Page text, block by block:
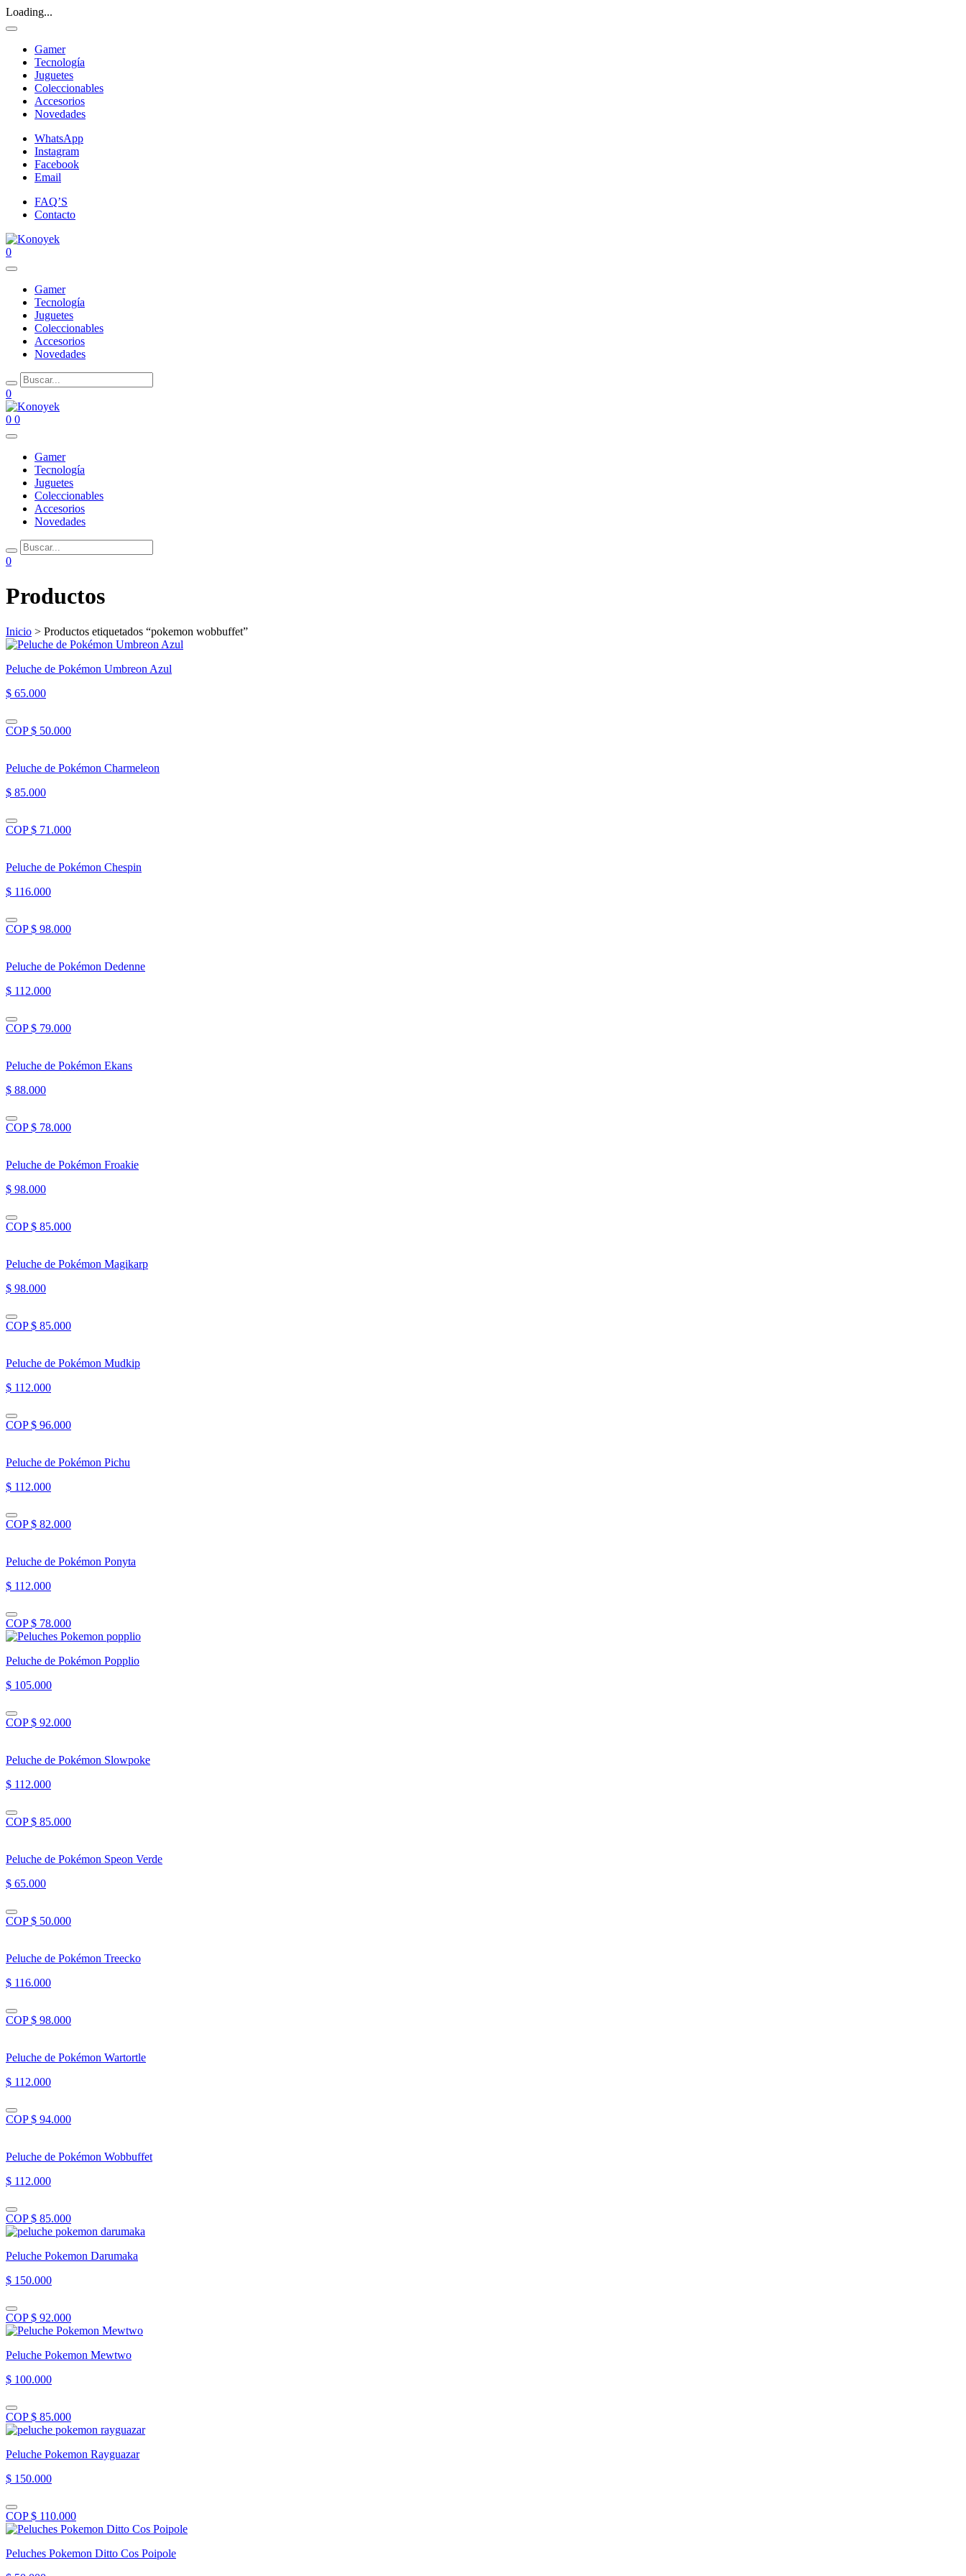
Loading...
Gamer
Tecnología
Juguetes
Coleccionables
Accesorios
Novedades
WhatsApp
Instagram
Facebook
Email
FAQ’S
Contacto
0
Gamer
Tecnología
Juguetes
Coleccionables
Accesorios
Novedades
0
0 0
Gamer
Tecnología
Juguetes
Coleccionables
Accesorios
Novedades
0
Productos
Inicio > Productos etiquetados “pokemon wobbuffet”
Peluche de Pokémon Umbreon Azul
$ 65.000
COP $ 50.000
Peluche de Pokémon Charmeleon
$ 85.000
COP $ 71.000
Peluche de Pokémon Chespin
$ 116.000
COP $ 98.000
Peluche de Pokémon Dedenne
$ 112.000
COP $ 79.000
Peluche de Pokémon Ekans
$ 88.000
COP $ 78.000
Peluche de Pokémon Froakie
$ 98.000
COP $ 85.000
Peluche de Pokémon Magikarp
$ 98.000
COP $ 85.000
Peluche de Pokémon Mudkip
$ 112.000
COP $ 96.000
Peluche de Pokémon Pichu
$ 112.000
COP $ 82.000
Peluche de Pokémon Ponyta
$ 112.000
COP $ 78.000
Peluche de Pokémon Popplio
$ 105.000
COP $ 92.000
Peluche de Pokémon Slowpoke
$ 112.000
COP $ 85.000
Peluche de Pokémon Speon Verde
$ 65.000
COP $ 50.000
Peluche de Pokémon Treecko
$ 116.000
COP $ 98.000
Peluche de Pokémon Wartortle
$ 112.000
COP $ 94.000
Peluche de Pokémon Wobbuffet
$ 112.000
COP $ 85.000
Peluche Pokemon Darumaka
$ 150.000
COP $ 92.000
Peluche Pokemon Mewtwo
$ 100.000
COP $ 85.000
Peluche Pokemon Rayguazar
$ 150.000
COP $ 110.000
Peluches Pokemon Ditto Cos Poipole